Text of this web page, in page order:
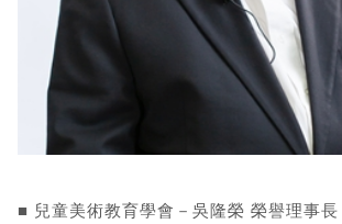
■ 兒童美術教育學會－吳隆榮 榮譽理事長